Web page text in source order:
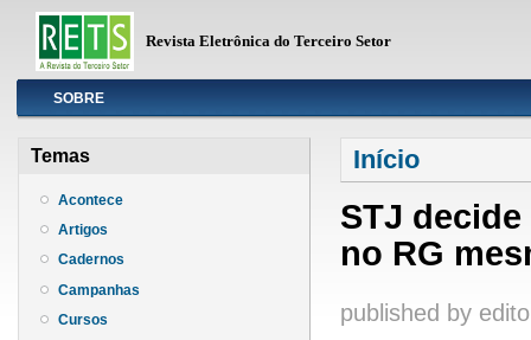
Revista Eletrônica do Terceiro Setor
InfoSOBRE
Temas
Acontece
Artigos
Cadernos
Campanhas
Cursos
Você está aqui
Início
STJ
no RG
published by